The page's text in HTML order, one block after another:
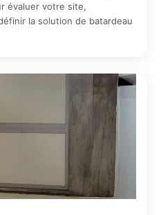
évaluer votre site,
la solution de batardeau